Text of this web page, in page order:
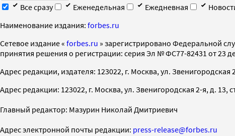
Все сразу
Еженедельная Ежедневная
Наименование издания: forbes.ru
Cетевое издание « forbes.ru » зарегистрировано Федеральной
принятия решения о регистрации: серия Эл № ФС77-82431 от 23
Адрес редакции, издателя: 123022, г. Москва, ул. Звенигородская
Адрес редакции: 123022, г. Москва, ул. Звенигородская 2-я, д. 13,
Главный редактор: Мазурин Николай Дмитриевич
Адрес электронной почты редакции: press-release@forbes.ru